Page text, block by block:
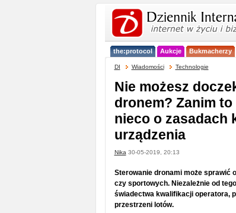
the:protocol Aukcje Bukmacherzy
DI Wiadomości Technologie
Nie możesz
dronem? Zanim
nieco o zasadach
urządzenia
Nika 30-05-2019, 20:13
Sterowanie dronami może sprawić
czy sportowych. Niezależnie od
świadectwa kwalifikacji operatora,
przestrzeni lotów.